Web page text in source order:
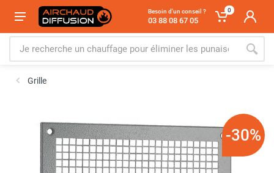
Besoin d'un conseil ?
03 88 08 67 05
0
Grille
-30%